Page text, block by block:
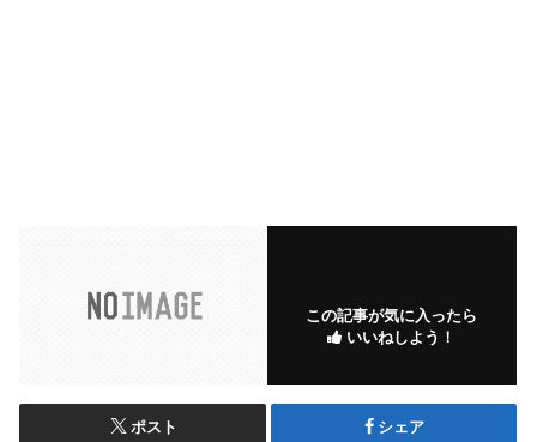
この記事が気に入ったら
いいねしよう！
ポスト シェア